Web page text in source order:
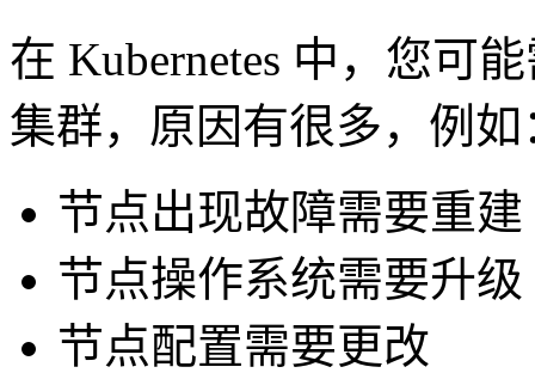
在 Kubernetes 中，您可
集群，原因有很多，例如
节点出现故障需要重建
节点操作系统需要升级
节点配置需要更改